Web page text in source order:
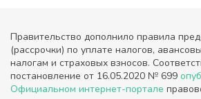
Правительство дополнило правила
(рассрочки) по уплате налогов,
налогам и страховых взносов.
постановление от 16.05.2020 № 699
Официальном интернет-портале